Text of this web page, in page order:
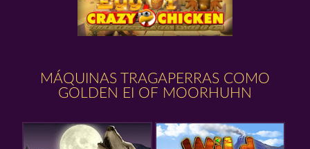
MÁQUINAS TRAGAPERRAS COMO
GOLDEN EI OF MOORHUHN